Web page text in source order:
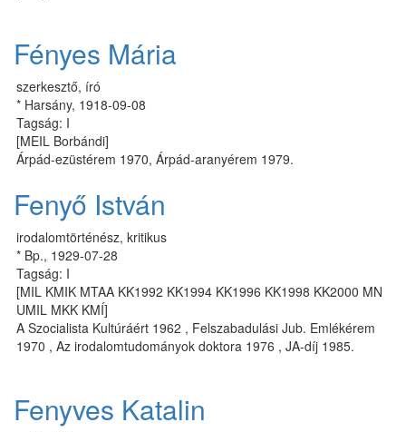
Fényes Mária
szerkesztő, író
* Harsány, 1918-09-08
Tagság: I
[MEIL Borbándi]
Árpád-ezüstérem 1970, Árpád-aranyérem 1979.
Fenyő István
irodalomtörténész, kritikus
* Bp., 1929-07-28
Tagság: I
[MIL KMIK MTAA KK1992 KK1994 KK1996 KK1998 KK2000 MN
UMIL MKK KMÍ]
A Szocialista Kultúráért 1962 , Felszabadulási Jub. Emlékérem
1970 , Az irodalomtudományok doktora 1976 , JA-díj 1985.
Fenyves Katalin